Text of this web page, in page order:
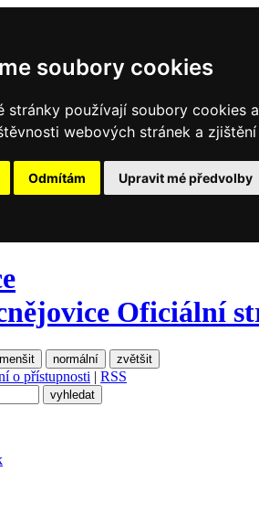
soubory cookies
stránky používají soubory cookies
webových stránek a
Odmítám Upravit mé předvolby
Oficiální
normální zvětšit
o přístupnosti | RSS